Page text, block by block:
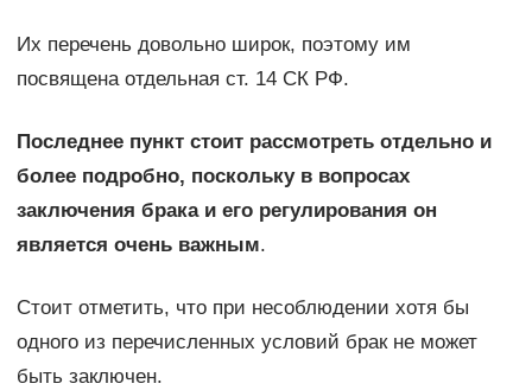
Их перечень довольно широк, поэтому им
посвящена отдельная ст. 14 СК РФ.
Последнее пункт стоит рассмотреть отдельно и
более подробно, поскольку в вопросах
заключения брака и его регулирования он
является очень важным.
Стоит отметить, что при несоблюдении хотя бы
одного из перечисленных условий брак не может
быть заключен.